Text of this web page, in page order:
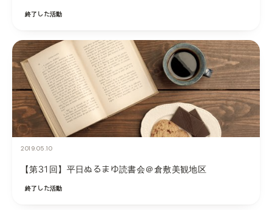
終了した活動
2019.05.10
【第31回】平日ぬるまゆ読書会＠倉敷美観地区
終了した活動